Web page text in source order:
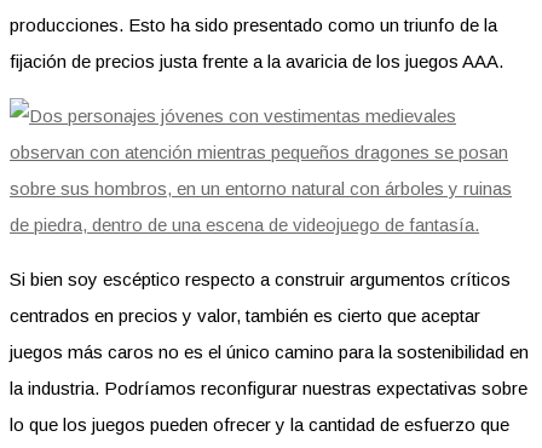
producciones. Esto ha sido presentado como un triunfo de la
fijación de precios justa frente a la avaricia de los juegos AAA.
Si bien soy escéptico respecto a construir argumentos críticos
centrados en precios y valor, también es cierto que aceptar
juegos más caros no es el único camino para la sostenibilidad en
la industria. Podríamos reconfigurar nuestras expectativas sobre
lo que los juegos pueden ofrecer y la cantidad de esfuerzo que